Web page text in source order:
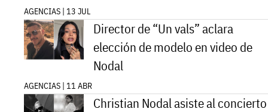
AGENCIAS | 13 JUL
Director de “Un vals” aclara
elección de modelo en video de
Nodal
AGENCIAS | 11 ABR
Christian Nodal asiste al concierto